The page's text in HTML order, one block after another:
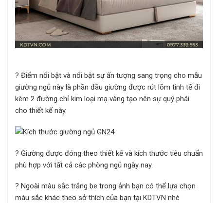
? Điểm nổi bật và nổi bật sự ấn tượng sang trọng cho mẫu
giường ngủ này là phần đầu giường được rút lõm tinh tế đi
kèm 2 đường chỉ kim loại mạ vàng tạo nên sự quý phái
cho thiết kế này.
? Giường được đóng theo thiết kế và kích thước tiêu chuẩn
phù hợp với tất cả các phòng ngủ ngày nay.
? Ngoài màu sắc trắng be trong ảnh bạn có thể lựa chọn
màu sắc khác theo sở thích của bạn tại KDTVN nhé